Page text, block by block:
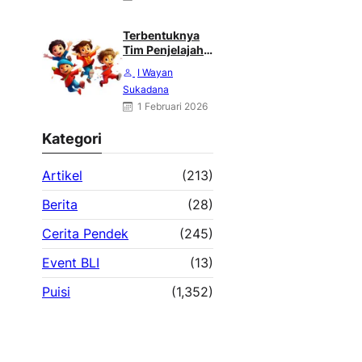
Terbentuknya
Tim Penjelajah
Angkasa : Karya
Heri Haliling
I Wayan
Sukadana
1 Februari 2026
Kategori
Artikel
(213)
Berita
(28)
Cerita Pendek
(245)
Event BLI
(13)
Puisi
(1,352)